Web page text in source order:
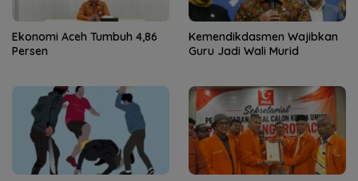
Ekonomi Aceh Tumbuh 4,86
Persen
Kemendikdasmen Wajibkan
Guru Jadi Wali Murid